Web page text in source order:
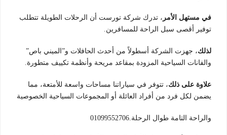
في مستهل الأمر ، تدرك شركة تورست أن الرحلات الطويلة تتطلب
توفير أقصى سبل الراحة للمسافرين.
لذلك، جهزت الشركة أسطولاً من أحدث الحافلات و”الميني باص”
والفانات السياحية المزودة بمقاعد مريحة وأنظمة تكييف متطورة.
علاوة على ذلك، تتوفر في سياراتنا مساحات واسعة للأمتعة، مما
يضمن لكل فرد من أفراد العائلة أو المجموعات السياحية الخصوصية
والراحة التامة طوال الرحلة.01099552706